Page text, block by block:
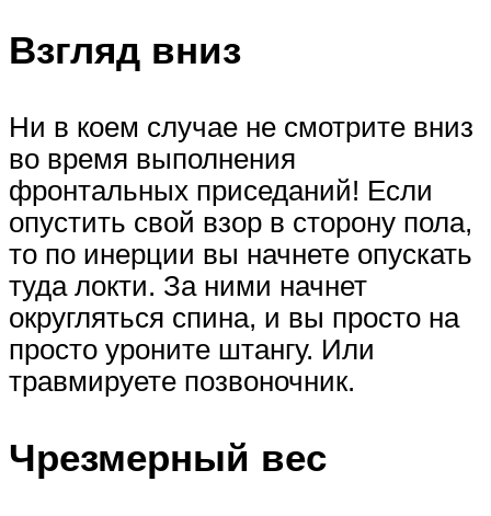
Взгляд вниз
Ни в коем случае не смотрите вниз
во время выполнения
фронтальных приседаний! Если
опустить свой взор в сторону пола,
то по инерции вы начнете опускать
туда локти. За ними начнет
округляться спина, и вы просто на
просто уроните штангу. Или
травмируете позвоночник.
Чрезмерный вес